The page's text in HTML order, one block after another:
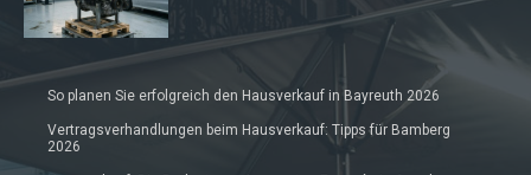
So planen Sie erfolgreich den Hausverkauf in Bayreuth 2026
Vertragsverhandlungen beim Hausverkauf: Tipps für Bamberg
2026